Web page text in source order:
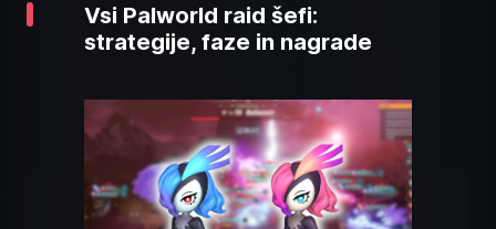
Vsi Palworld raid šefi:
strategije, faze in nagrade